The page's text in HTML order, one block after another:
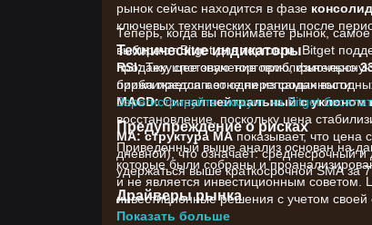
рынок сейчас находится в фазе
ключевых технических границ после
Технические индикаторы
RSI:Текущее значение приблизительно
приближается к зоне перепроданности.
MACD:Сигналнейтральный с
восстановление, поскольку цена
MA: структура MAпоказывает, что цена
дневной), что означает: среднесрочный
удержаться выше краткосрочной SMA за
Драйверы рынка
Текущая цена Axelar и рыночные
Теперь, когда вы понимаете рынок,
выбирают Bitget для торговли. Bitget
продажу, спотовую торговлю,
биржа предлагает одни из самых
Зарегистрируйте аккаунт на Bitget
Предупреждение о рисках
Приведенный выше анализ основан на
которые были собраны и
и не является инвестиционным советом.
инвестиционные решения с учетом своей
Показать больше